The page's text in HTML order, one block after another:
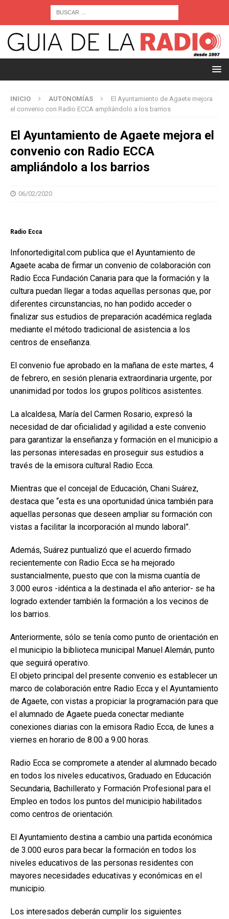
INICIO AUTONOMÍAS
El Ayuntamiento de Agaete mejora
el convenio con Radio ECCA ampliándolo a los barrios
El Ayuntamiento de Agaete mejora el
convenio con Radio ECCA
ampliándolo a los barrios
06/02/2020
Radio Ecca
Infonortedigital.com publica que el Ayuntamiento de
Agaete acaba de firmar un convenio de colaboración con
Radio Ecca Fundación Canaria para que la formación y la
cultura puedan llegar a todas aquellas personas que, por
diferentes circunstancias, no han podido acceder o
finalizar sus estudios de preparación académica reglada
mediante el método tradicional de asistencia a los
centros de enseñanza.
El convenio fue aprobado en la mañana de este martes, 4
de febrero, en sesión plenaria extraordinaria urgente, por
unanimidad por todos los grupos políticos asistentes.
La alcaldesa, María del Carmen Rosario, expresó la
necesidad de dar oficialidad y agilidad a este convenio
para garantizar la enseñanza y formación en el municipio a
las personas interesadas en proseguir sus estudios a
través de la emisora cultural Radio Ecca.
Mientras que el concejal de Educación, Chani Suárez,
destaca que “esta es una oportunidad única también para
aquellas personas que deseen ampliar su formación con
vistas a facilitar la incorporación al mundo laboral”.
Además, Suárez puntualizó que el acuerdo firmado
recientemente con Radio Ecca se ha mejorado
sustancialmente, puesto que con la misma cuantía de
3.000 euros -idéntica a la destinada el año anterior- se ha
logrado extender también la formación a los vecinos de
los barrios.
Anteriormente, sólo se tenía como punto de orientación en
el municipio la biblioteca municipal Manuel Alemán, punto
que seguirá operativo.
El objeto principal del presente convenio es establecer un
marco de colaboración entre Radio Ecca y el Ayuntamiento
de Agaete, con vistas a propiciar la programación para que
el alumnado de Agaete pueda conectar mediante
conexiones diarias con la emisora Radio Ecca, de lunes a
viernes en horario de 8.00 a 9.00 horas.
Radio Ecca se compromete a atender al alumnado becado
en todos los niveles educativos, Graduado en Educación
Secundaria, Bachillerato y Formación Profesional para el
Empleo en todos los puntos del municipio habilitados
como centros de orientación.
El Ayuntamiento destina a cambio una partida económica
de 3.000 euros para becar la formación en todos los
niveles educativos de las personas residentes con
mayores necesidades educativas y económicas en el
municipio.
Los interesados deberán cumplir los siguientes